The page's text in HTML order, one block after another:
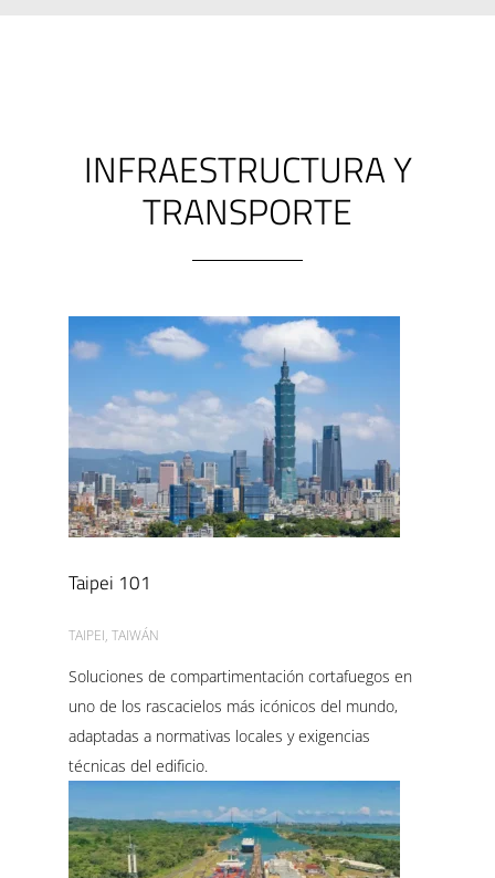
INFRAESTRUCTURA Y
TRANSPORTE
Taipei 101
TAIPEI, TAIWÁN
Soluciones de compartimentación cortafuegos en
uno de los rascacielos más icónicos del mundo,
adaptadas a normativas locales y exigencias
técnicas del edificio.